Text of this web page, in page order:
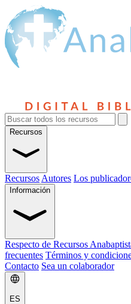
Recursos
Recursos Autores Los
Información
Respecto de Recursos
frecuentes Términos y
Contacto Sea un colaborador
ES